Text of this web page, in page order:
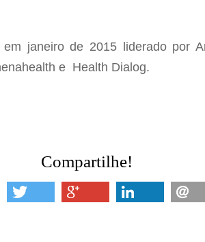
janeiro de 2015 liderado por
e Health Dialog.
Compartilhe!